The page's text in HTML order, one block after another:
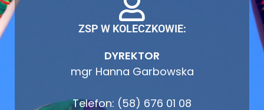
ZSP W KOLECZKOWIE:
DYREKTOR
mgr Hanna Garbowska
Telefon: (58) 676 01 08